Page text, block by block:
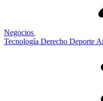
Negocios
Tecnología Derecho Deporte